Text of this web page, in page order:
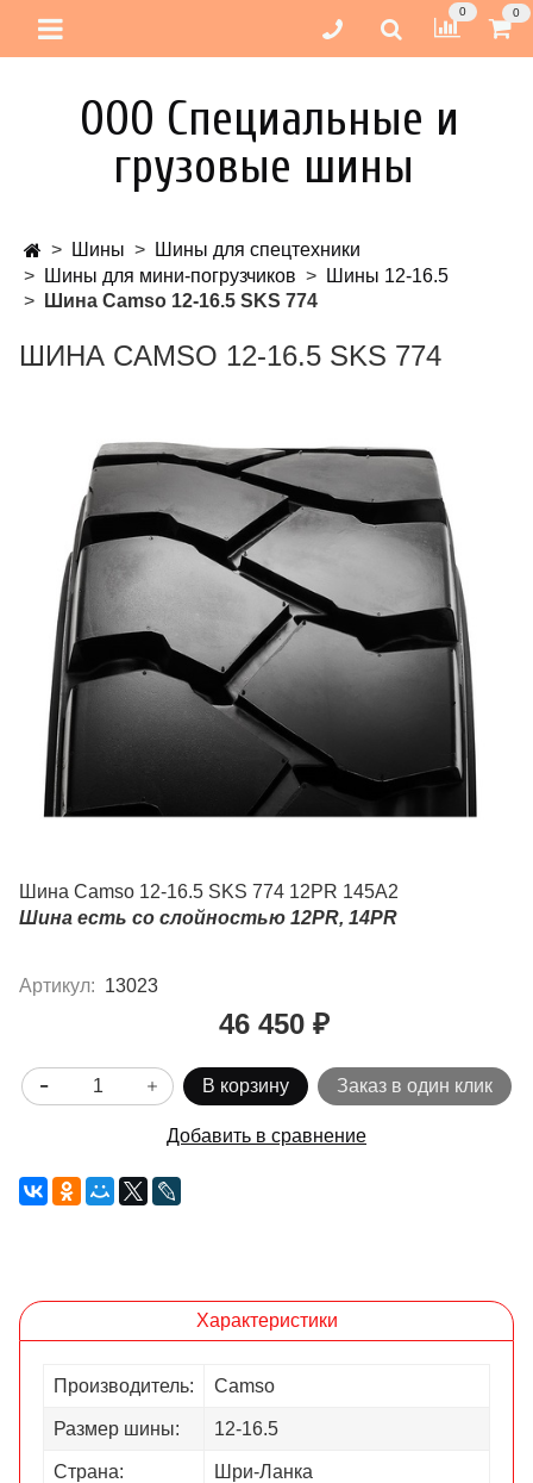
0 0
ООО Специальные и
грузовые шины
Шины
Шины для спецтехники
Шины для мини-погрузчиков
Шины 12-16.5
Шина Camso 12-16.5 SKS 774
ШИНА CAMSO 12-16.5 SKS 774
Шина Camso 12-16.5 SKS 774 12PR 145A2
Шина есть со слойностью 12PR, 14PR
Артикул: 13023
46 450 ₽
В корзину Заказ в один клик
Добавить в сравнение
Характеристики
Производитель: Camso
Размер шины: 12-16.5
Страна: Шри-Ланка